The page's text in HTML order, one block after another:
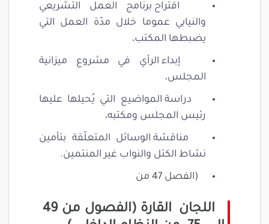
اقتراح برنامج العمل التشريعي
والنيابي عموما خلال مدّة العمل التي
يضبطها المكتب،
إبداء الرأي في مشروع ميزانية
المجلس،
دراسة المواضيع التي يُحيلها عليها
رئيس المجلس ومكتبه،
مناقشة الوسائل المتعلّقة بتأمين
نشاط الكتل والنواب غير المنتمين.
(الفصل 47 من